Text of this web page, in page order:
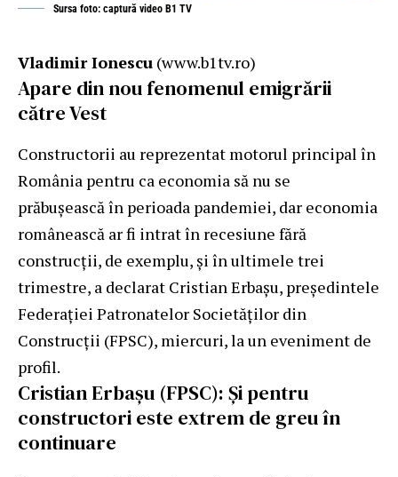
Sursa foto: captură video B1 TV
Vladimir Ionescu (www.b1tv.ro)
Apare din nou fenomenul emigrării
către Vest
Constructorii au reprezentat motorul principal în
România pentru ca economia să nu se
prăbușească în perioada pandemiei, dar economia
românească ar fi intrat în recesiune fără
construcții, de exemplu, și în ultimele trei
trimestre, a declarat Cristian Erbașu, președintele
Federației Patronatelor Societăților din
Construcții (FPSC), miercuri, la un eveniment de
profil.
Cristian Erbașu (FPSC): Și pentru
constructori este extrem de greu în
continuare